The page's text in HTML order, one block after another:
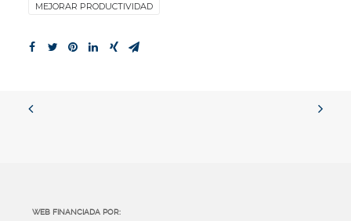
MEJORAR PRODUCTIVIDAD
WEB FINANCIADA POR: